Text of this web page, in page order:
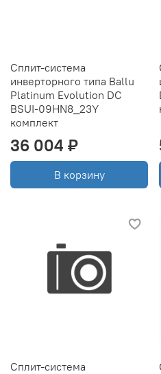
Сплит-система
инверторного типа Ballu
Platinum Evolution DC
BSUI-09HN8_23Y
комплект
36 004 ₽
В корзину
Сплит-система